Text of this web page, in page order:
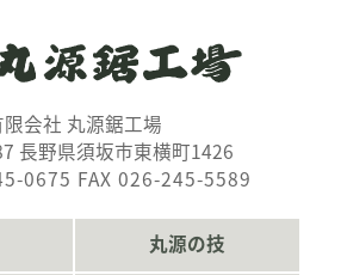
限会社 丸源鋸工場
長野県須坂市東横町1426
0675 FAX 026-245-5589
丸源の技